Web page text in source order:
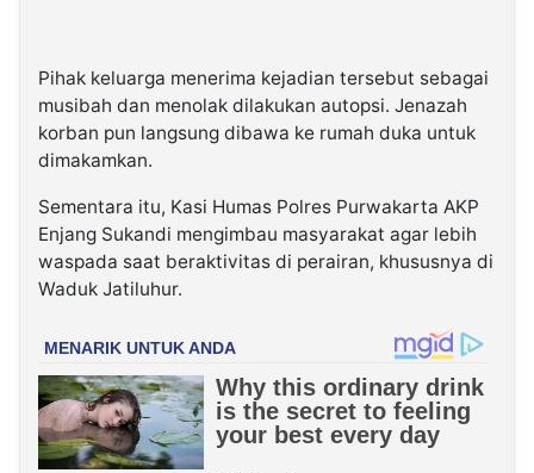
Pihak keluarga menerima kejadian tersebut sebagai
musibah dan menolak dilakukan autopsi. Jenazah
korban pun langsung dibawa ke rumah duka untuk
dimakamkan.
Sementara itu, Kasi Humas Polres Purwakarta AKP
Enjang Sukandi mengimbau masyarakat agar lebih
waspada saat beraktivitas di perairan, khususnya di
Waduk Jatiluhur.